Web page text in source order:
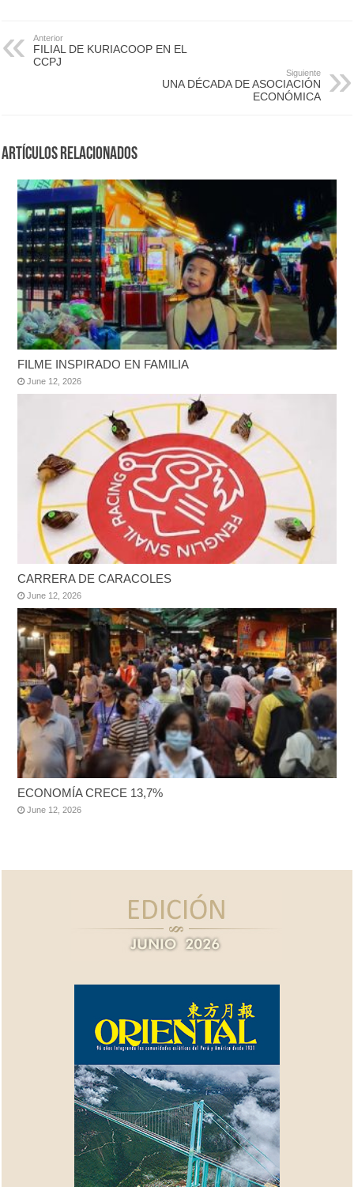
Anterior
FILIAL DE KURIACOOP EN EL
CCPJ
Siguiente
UNA DÉCADA DE ASOCIACIÓN
ECONÓMICA
Artículos Relacionados
FILME INSPIRADO EN FAMILIA
June 12, 2026
CARRERA DE CARACOLES
June 12, 2026
ECONOMÍA CRECE 13,7%
June 12, 2026